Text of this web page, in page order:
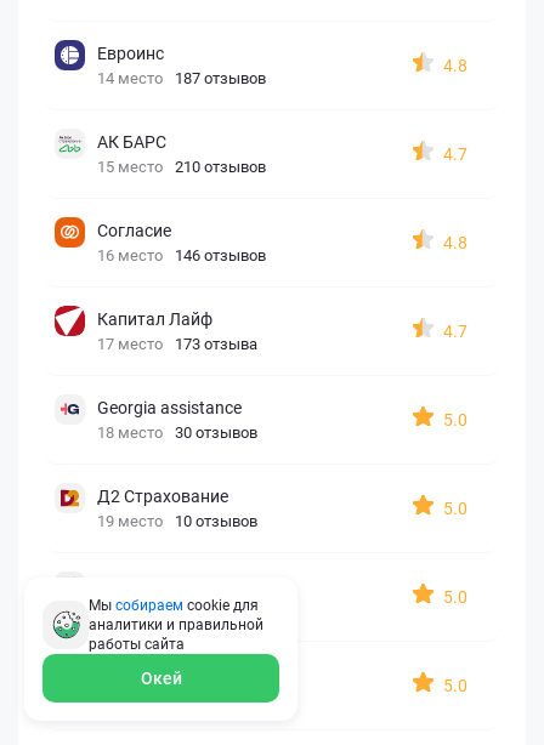
Евроинс
14 место 187 отзывов
4.8
АК БАРС
15 место 210 отзывов
4.7
Согласие
16 место 146 отзывов
4.8
Капитал Лайф
17 место 173 отзыва
4.7
Georgia assistance
18 место 30 отзывов
5.0
Д2 Страхование
19 место 10 отзывов
5.0
20 место 7 отзывов
5.0
OxySport
5.0
Мы собираем cookie для
аналитики и правильной
работы сайта
Окей